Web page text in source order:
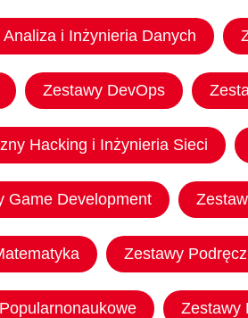
i Inżynieria Danych
Zestawy DevOps
Hacking i Inżynieria Sieci
Game Development
Zestawy
Zestawy